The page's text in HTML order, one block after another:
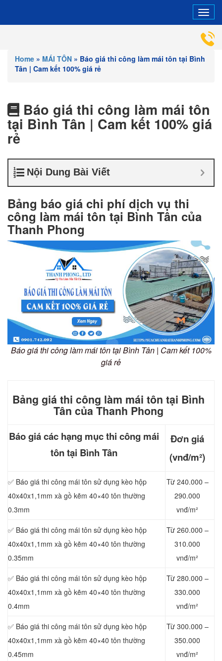
HỖ TRỢ
Home » MÁI TÔN » Báo giá thi công làm mái tôn tại Bình
Tân | Cam kết 100% giá rẻ
Báo giá thi công làm mái tôn
tại Bình Tân | Cam kết 100% giá
rẻ
Nội Dung Bài Viết
Bảng báo giá chi phí dịch vụ thi
công làm mái tôn tại Bình Tân của
Thanh Phong
Báo giá thi công làm mái tôn tại Bình Tân | Cam kết 100%
giá rẻ
Bảng giá thi công làm mái tôn tại Bình
Tân của Thanh Phong
Báo giá các hạng mục thi công mái
tôn tại Bình Tân
Đơn giá
(vnđ/m²)
✅ Báo giá thi công mái tôn sử dụng kèo hộp
40x40x1,1mm xà gồ kẽm 40×40 tôn thường
0.3mm
Từ 240.000 –
290.000
vnđ/m²
✅ Báo giá thi công mái tôn sử dụng kèo hộp
40x40x1,1mm xà gồ kẽm 40×40 tôn thường
0.35mm
Từ 260.000 –
310.000
vnđ/m²
✅ Báo giá thi công mái tôn sử dụng kèo hộp
40x40x1,1mm xà gồ kẽm 40×40 tôn thường
0.4mm
Từ 280.000 –
330.000
vnđ/m²
✅ Báo giá thi công mái tôn sử dụng kèo hộp
40x40x1,1mm xà gồ kẽm 40×40 tôn thường
0.45mm
Từ 300.000 –
350.000
vnđ/m²